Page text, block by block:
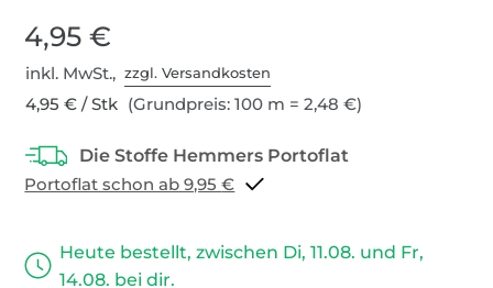
4,95 €
inkl. MwSt.,zzgl. Versandkosten
4,95 € / Stk (Grundpreis: 100 m = 2,48 €)
Portoflat schon ab 9,95 €
Heute bestellt, zwischen Di, 11.08. und Fr,
14.08. bei dir.